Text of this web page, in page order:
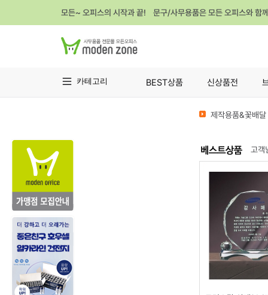
모든~ 오피스의 시작과 끝! 문구/사무용품은 모든 오피스와 함
카테고리 BEST상품 신상품전
제작용품&꽃배
고객